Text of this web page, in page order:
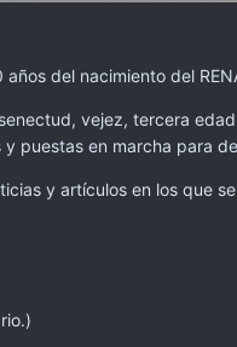
del nacimiento del
vejez, tercera
puestas en marcha para
y artículos en los que